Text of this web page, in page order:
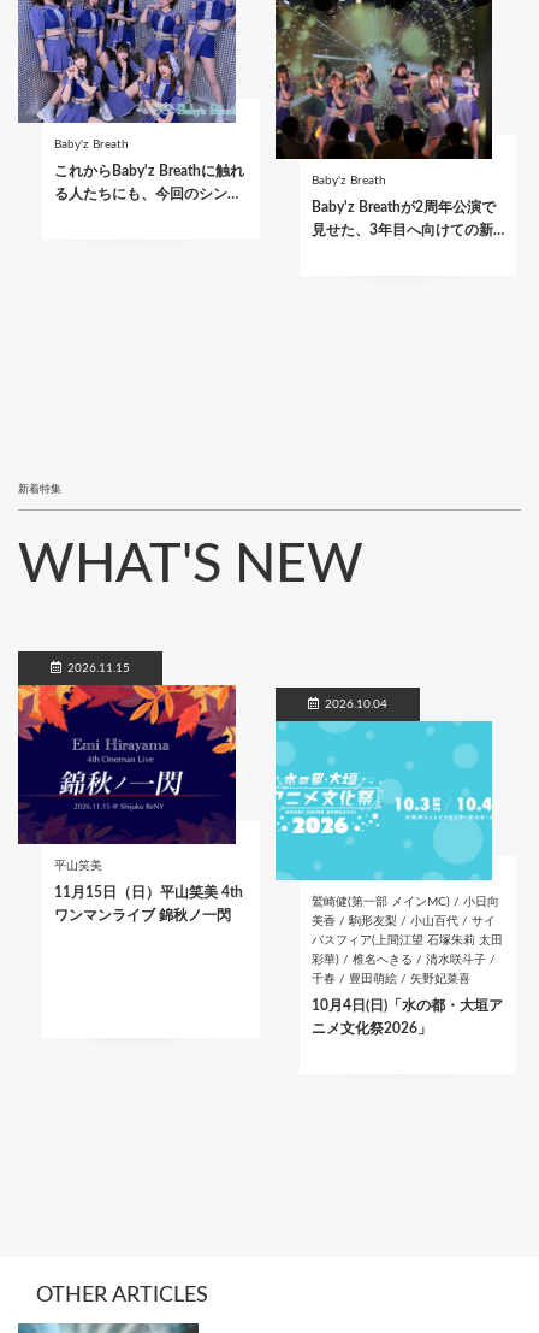
Baby'z Breath
これからBaby'z Breathに触れ
る人たちにも、今回のシン…
Baby'z Breath
Baby'z Breathが2周年公演で
見せた、3年目へ向けての新…
新着特集
WHAT'S NEW
2026.11.15
平山笑美
11月15日（日）平山笑美 4th
ワンマンライブ 錦秋ノ一閃
2026.10.04
鷲崎健(第一部 メインMC) / 小日向
美香 / 駒形友梨 / 小山百代 / サイ
バスフィア(上間江望 石塚朱莉 太田
彩華) / 椎名へきる / 清水咲斗子 /
千春 / 豊田萌絵 / 矢野妃菜喜
10月4日(日)「水の都・大垣ア
ニメ文化祭2026」
OTHER ARTICLES